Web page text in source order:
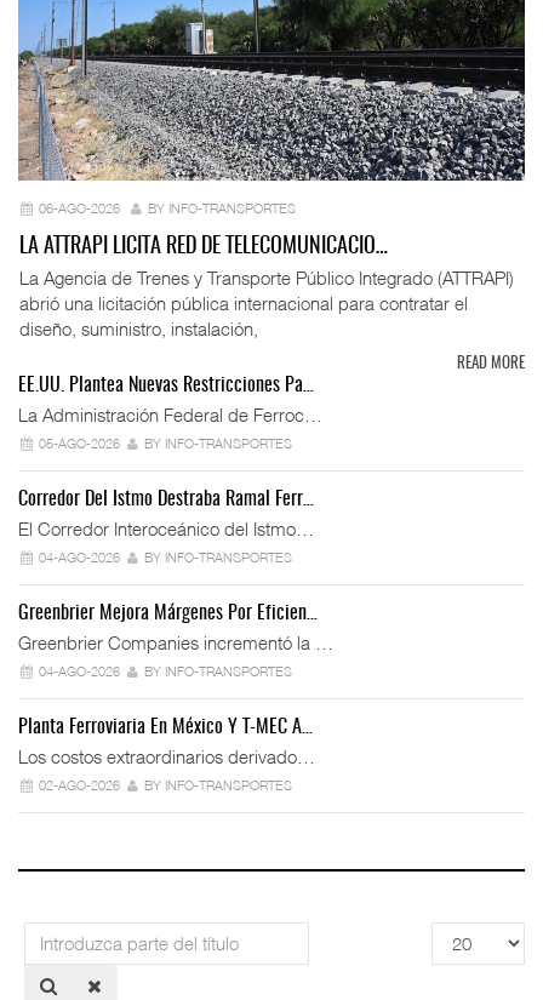
06-AGO-2026 BY INFO-TRANSPORTES
LA ATTRAPI LICITA RED DE TELECOMUNICACIO…
La Agencia de Trenes y Transporte Público Integrado (ATTRAPI)
abrió una licitación pública internacional para contratar el
diseño, suministro, instalación,
READ MORE
EE.UU. Plantea Nuevas Restricciones Pa…
La Administración Federal de Ferroc…
05-AGO-2026 BY INFO-TRANSPORTES
Corredor Del Istmo Destraba Ramal Ferr…
El Corredor Interoceánico del Istmo…
04-AGO-2026 BY INFO-TRANSPORTES
Greenbrier Mejora Márgenes Por Eficien…
Greenbrier Companies incrementó la …
04-AGO-2026 BY INFO-TRANSPORTES
Planta Ferroviaria En México Y T-MEC A…
Los costos extraordinarios derivado…
02-AGO-2026 BY INFO-TRANSPORTES
Introduzca
parte
del
Cantidad
a